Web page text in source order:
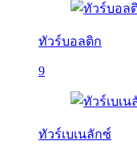
ทัวร์บอลติก
9
ทัวร์เบเนลักซ์